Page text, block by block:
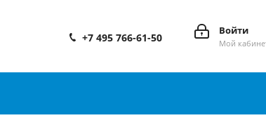
Войти
Мой
+7 495 766-61-50